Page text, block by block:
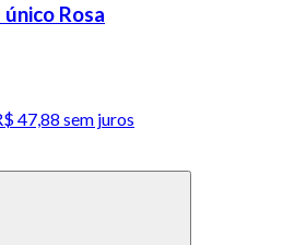
Rosa
47,88 sem juros